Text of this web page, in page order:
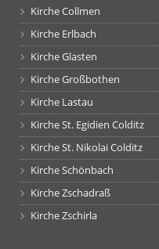
Kirche Collmen
Kirche Erlbach
Kirche Glasten
Kirche Großbothen
Kirche Lastau
Kirche St. Egidien Colditz
Kirche St. Nikolai Colditz
Kirche Schönbach
Kirche Zschadraß
Kirche Zschirla